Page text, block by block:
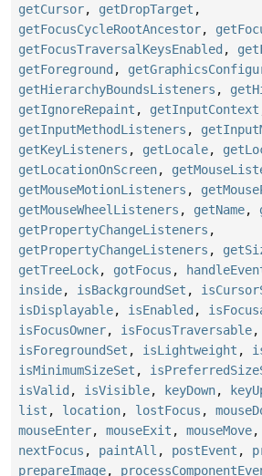
getCursor, getDropTarget ,
getFocusCycleRootAncestor,
getFocusTraversalKeysEnabled ,
getForeground ,
getHierarchyBoundsListeners ,
getIgnoreRepaint , getInputContext
getInputMethodListeners ,
getKeyListeners , getLocale,
getLocationOnScreen,
getMouseMotionListeners ,
getMouseWheelListeners , getName,
getPropertyChangeListeners ,
getPropertyChangeListeners ,
getTreeLock, gotFocus ,
inside, isBackgroundSet ,
isDisplayable, isEnabled ,
isFocusOwner, isFocusTraversable,
isForegroundSet , isLightweight ,
isMinimumSizeSet ,
isValid , isVisible, keyDown,
list , location, lostFocus ,
mouseEnter, mouseExit , mouseMove,
nextFocus , paintAll , postEvent ,
prepareImage,